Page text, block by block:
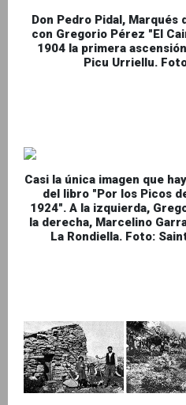
Don Pedro Pidal,
con Gregorio Pérez "El
1904 la primera
Picu Urriellu.
Casi la única imagen que
del libro "Por los Picos
1924". A la izquierda,
la derecha, Marcelino
La Rondiella. Foto: